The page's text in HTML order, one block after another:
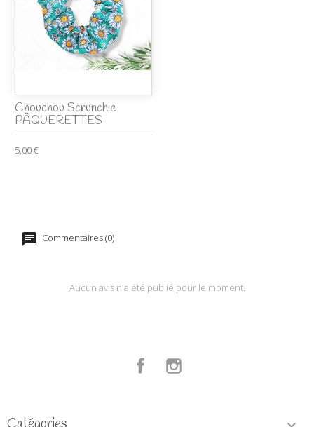
Chouchou Scrunchie
PÂQUERETTES
5,00 €
Commentaires (0)
Aucun avis n'a été publié pour le moment.
Facebook